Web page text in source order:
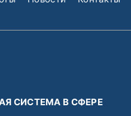
СИСТЕМА В СФЕРЕ